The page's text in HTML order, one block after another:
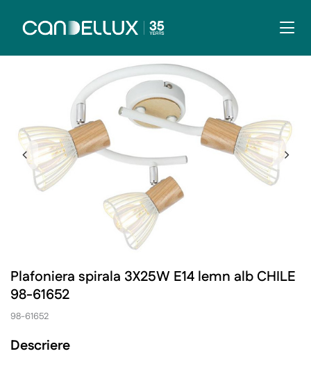
Plafoniera spirala 3X25W E14 lemn alb CHILE
98-61652
98-61652
Descriere